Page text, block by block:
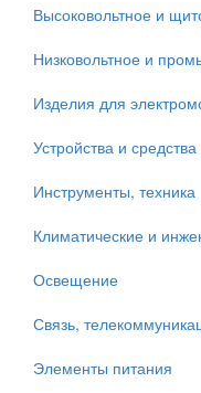
Высоковольтное и
Низковольтное и
Изделия для
Устройства и
Инструменты, техника
Климатические и
Освещение
Связь,
Элементы питания